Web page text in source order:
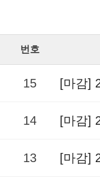
번호
15 [마감]
14 [마감]
13 [마감]